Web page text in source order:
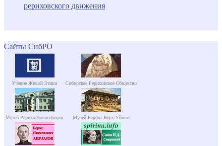
рериховского движения
Сайты СибРО
Учение Живой Этики Сибирское Рериховское Общество
Музей Рериха Новосибирск Музей Рериха Верх-Уймон